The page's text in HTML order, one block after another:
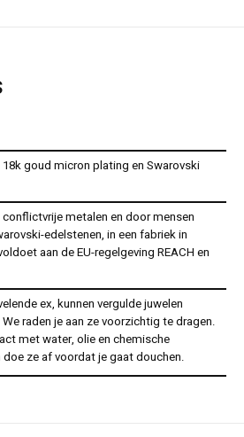
goud micron plating en Swarovski
metalen en door mensen
edelstenen, in een fabriek in
aan de EU-regelgeving REACH en
ex, kunnen vergulde juwelen
raden je aan ze voorzichtig te dragen.
met water, olie en chemische
ze af voordat je gaat douchen.